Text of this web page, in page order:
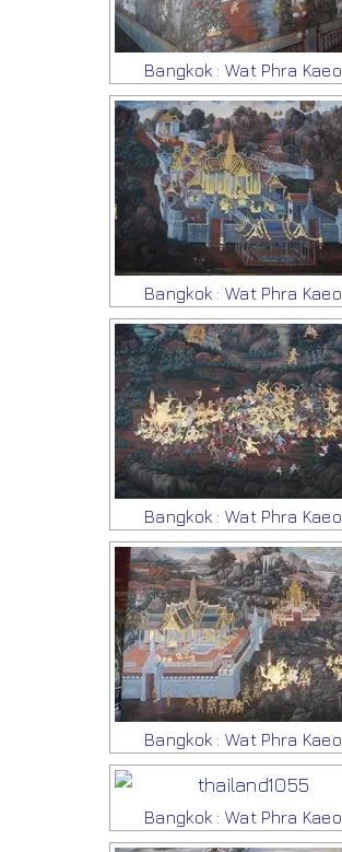
Bangkok : Wat Phra Kaeo
Bangkok : Wat Phra Kaeo
Bangkok : Wat Phra Kaeo
Bangkok : Wat Phra Kaeo
Bangkok : Wat Phra Kaeo